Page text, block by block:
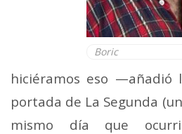
Boric
hiciéramos eso
portada de La Segunda
mismo día que